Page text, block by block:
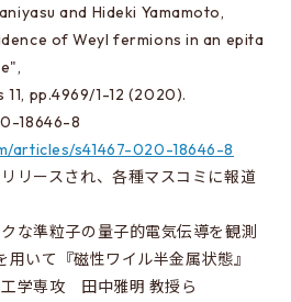
and Hideki Yamamoto,
of Weyl fermions in an epita
pp.4969/1-12 (2020).
18646-8
articles/s41467-020-18646-8
リースされ、各種マスコミに報道
な準粒子の量子的電気伝導を観測
いて『磁性ワイル半金属状態』
学専攻 田中雅明 教授ら